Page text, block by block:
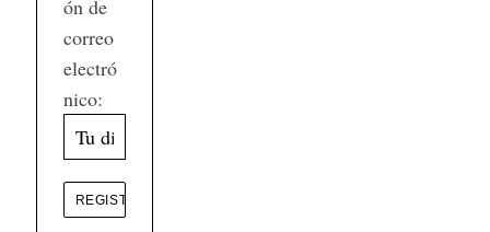
ón de
correo
electró
nico: